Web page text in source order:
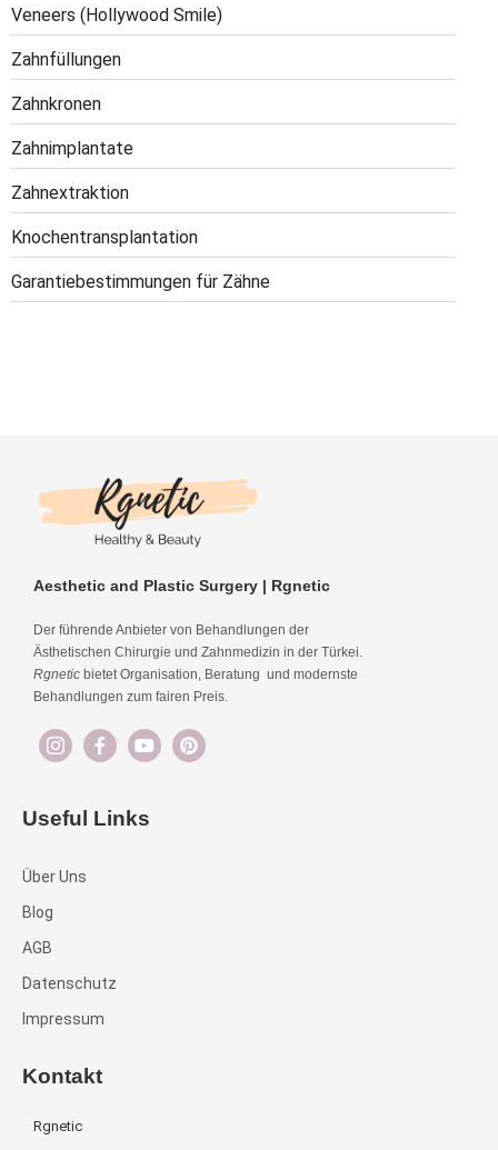
Veneers (Hollywood Smile)
Zahnfüllungen
Zahnkronen
Zahnimplantate
Zahnextraktion
Knochentransplantation
Garantiebestimmungen für Zähne
Aesthetic and Plastic Surgery | Rgnetic
Der führende Anbieter von Behandlungen der
Ästhetischen Chirurgie und Zahnmedizin in der Türkei.
Rgnetic bietet Organisation, Beratung und modernste
Behandlungen zum fairen Preis.
Useful Links
Über Uns
Blog
AGB
Datenschutz
Impressum
Kontakt
Rgnetic